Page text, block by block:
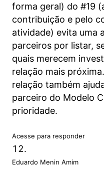
forma geral) do #19
contribuição e pelo
atividade) evita uma
parceiros por listar,
quais merecem
relação mais
relação também
parceiro do Modelo
prioridade.
Acesse para responder
Eduardo Menin Amim